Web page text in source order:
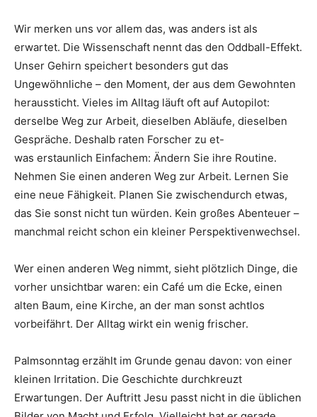
Wir merken uns vor allem das, was anders ist als
erwartet. Die Wissenschaft nennt das den Odd­ball-Effekt.
Unser Gehirn speichert besonders gut das
Ungewöhnliche – den Moment, der aus dem Gewohnten
heraussticht. Vieles im Alltag läuft oft auf Autopilot:
derselbe Weg zur Arbeit, dieselben Abläufe, dieselben
Gespräche. Deshalb raten Forscher zu et­-
was erstaunlich Einfachem: Ändern Sie ihre Routine.
Nehmen Sie einen anderen Weg zur Arbeit. Lernen Sie
eine neue Fähigkeit. Planen Sie zwischendurch etwas,
das Sie sonst nicht tun würden. Kein großes Abenteuer –
manchmal reicht schon ein kleiner Perspektivenwechsel.
Wer einen anderen Weg nimmt, sieht plötzlich Dinge, die
vorher unsichtbar waren: ein Café um die Ecke, einen
alten Baum, eine Kirche, an der man sonst achtlos
vorbeifährt. Der Alltag wirkt ein wenig frischer.
Palmsonntag erzählt im Grunde genau davon: von einer
kleinen Irritation. Die Geschichte durchkreuzt
Erwartungen. Der Auftritt Jesu passt nicht in die üblichen